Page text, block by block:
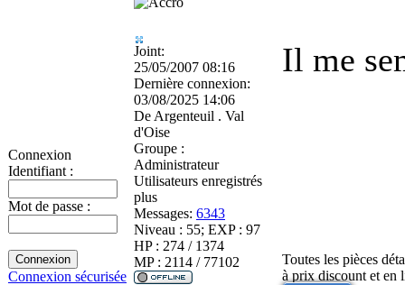
Connexion
Identifiant :
Mot de passe :
Connexion sécurisée
Joint:
25/05/2007 08:16
Dernière connexion:
03/08/2025 14:06
De Argenteuil . Val
d'Oise
Groupe :
Administrateur
Utilisateurs enregistrés
plus
Messages: 6343
Niveau : 55; EXP : 97
HP : 274 / 1374
MP : 2114 / 77102
Il me
Toutes les pièces
à prix discount et